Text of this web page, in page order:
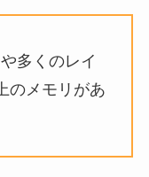
多くのレイ
のメモリがあ